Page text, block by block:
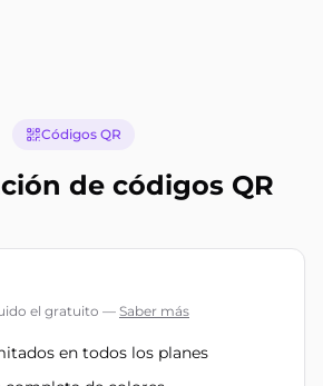
Códigos QR
de códigos QR
el gratuito — Saber más
en todos los planes